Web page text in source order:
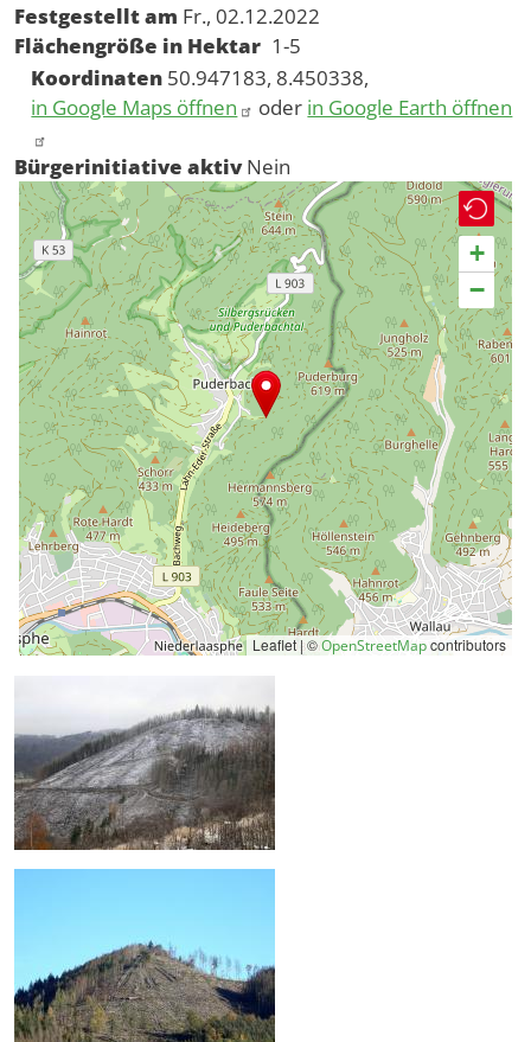
Festgestellt am Fr., 02.12.2022
Flächengröße in Hektar 1-5
Koordinaten 50.947183, 8.450338,
in Google Maps öffnen
oder in Google Earth öffnen
Bürgerinitiative aktiv Nein
+
−
Leaflet | ©OpenStreetMapcontributors